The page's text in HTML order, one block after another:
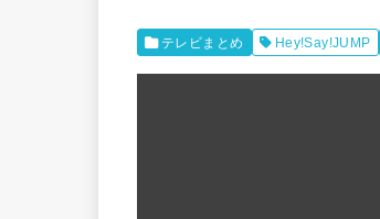
テレビまとめ Hey!Say!JUMP